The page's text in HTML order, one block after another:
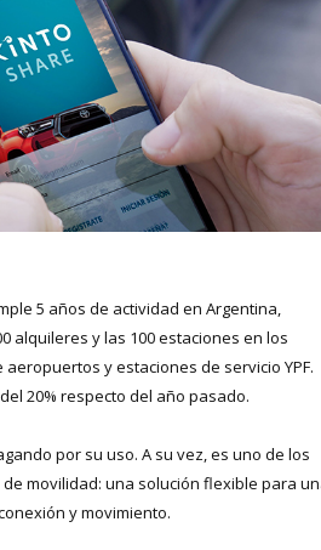
5 años de actividad en Argentina,
alquileres y las 100 estaciones en los
y estaciones de servicio YPF.
20% respecto del año pasado.
por su uso. A su vez, es uno de los
movilidad: una solución flexible para
y movimiento.